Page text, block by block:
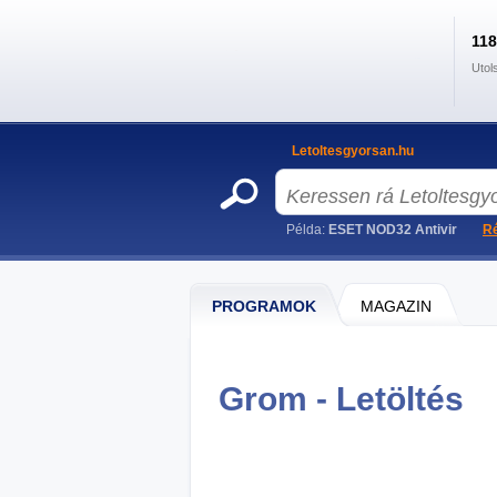
PROGRAMOK MAGAZIN
Grom - Letöltés
Letoltesgyorsan.hu
Példa: ESET NOD32 Antivir